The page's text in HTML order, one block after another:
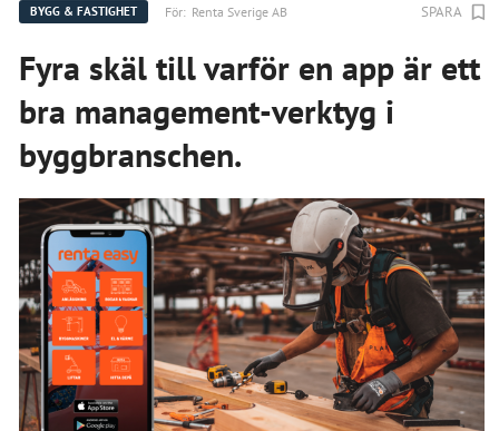
BYGG & FASTIGHET För: Renta Sverige AB SPARA
Fyra skäl till varför en app är ett
bra management-verktyg i
byggbranschen.